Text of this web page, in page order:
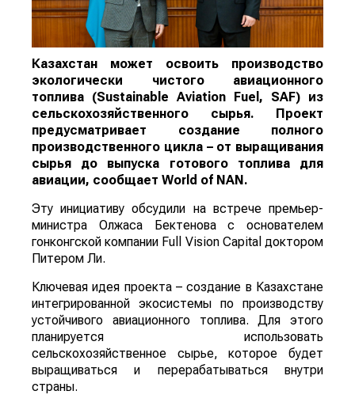
Казахстан может освоить производство
экологически чистого авиационного
топлива (Sustainable Aviation Fuel, SAF) из
сельскохозяйственного сырья. Проект
предусматривает создание полного
производственного цикла – от выращивания
сырья до выпуска готового топлива для
авиации, сообщает World of NAN.
Эту инициативу обсудили на встрече премьер-
министра Олжаса Бектенова с основателем
гонконгской компании Full Vision Capital доктором
Питером Ли.
Ключевая идея проекта – создание в Казахстане
интегрированной экосистемы по производству
устойчивого авиационного топлива. Для этого
планируется использовать
сельскохозяйственное сырье, которое будет
выращиваться и перерабатываться внутри
страны.